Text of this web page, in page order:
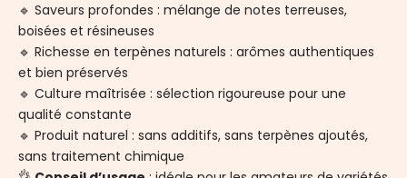
🔹 Saveurs profondes : mélange de notes terreuses,
boisées et résineuses
🔹 Richesse en terpènes naturels : arômes authentiques
et bien préservés
🔹 Culture maîtrisée : sélection rigoureuse pour une
qualité constante
🔹 Produit naturel : sans additifs, sans terpènes ajoutés,
sans traitement chimique